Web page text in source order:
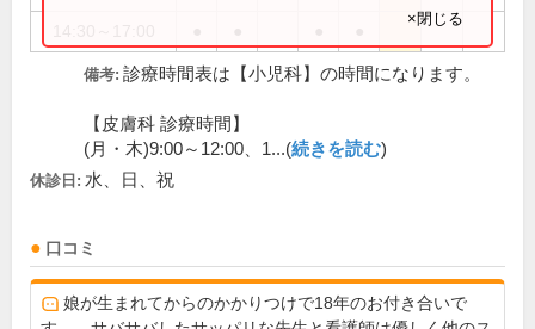
×閉じる
備考: 診療時間表は【小児科】の時間になります。
【皮膚科 診療時間】
(月・木)9:00～12:00、1...(続きを読む)
休診日: 水、日、祝
口コミ
娘が生まれてからのかかりつけで18年のお付き合いで